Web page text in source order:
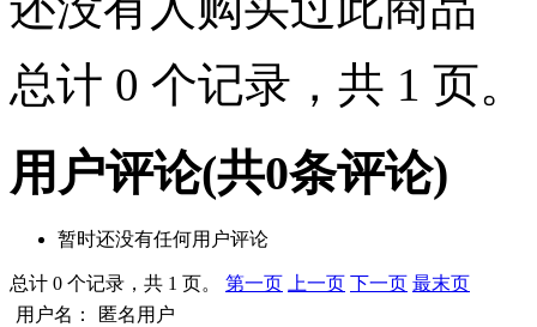
总计 0 个记录，共 1 页。
用户评论(共0条评论)
暂时还没有任何用户评论
总计 0 个记录，共 1 页。 第一页 上一页 下一页 最末页
用户名：
匿名用户